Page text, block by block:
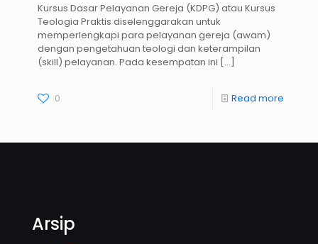
Kursus Dasar Pelayanan Gereja (KDPG) atau Kursus
Teologia Praktis diselenggarakan untuk
memperlengkapi para pelayanan gereja (awam)
dengan pengetahuan teologi dan keterampilan
(skill) pelayanan. Pada kesempatan ini […]
0 Read more
Arsip